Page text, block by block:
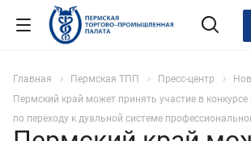
Главная Пермская ТПП Пресс-центр
Пермский край может принять участие в
по переходу к дуальной системе